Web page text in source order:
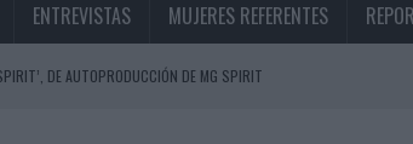
ENTREVISTAS MUJERES REFERENTES
DE AUTOPRODUCCIÓN DE MG SPIRIT